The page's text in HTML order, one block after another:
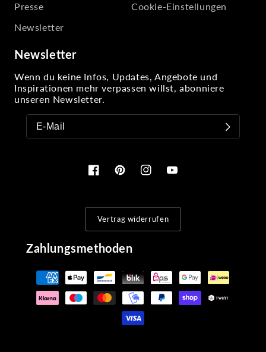
Presse
Newsletter
Cookie-Einstellungen
Newsletter
Wenn du keine Infos, Updates, Angebote und
Inspirationen mehr verpassen willst, abonniere
unseren Newsletter.
FacebookPinterestInstagramYouTube
Vertrag widerrufen
Zahlungsmethoden